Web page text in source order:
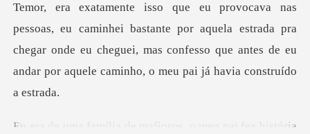
Loja
Histórico
Sair
ante por aquela estrada pra
chegar onde eu cheguei, mas confesso que ante
pai fez história